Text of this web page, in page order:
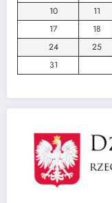
10
11
17
18
24
25
31